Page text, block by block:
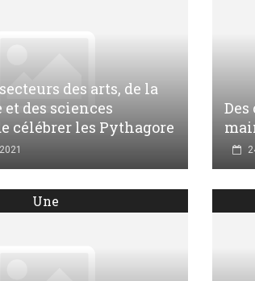
des arts, de la
des sciences
célébrer les Pythagore
Une